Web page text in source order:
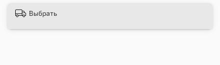
комфорт во время каждой поездки.
Выбрать